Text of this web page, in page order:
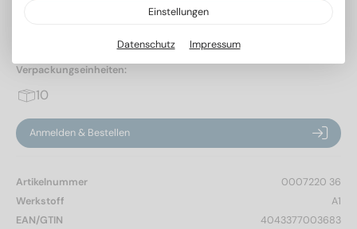
DIN 7 1.4305 20m6X36
Zylinderstifte Form A, Toleranzfeld m6
Verpackungseinheiten:
10
Anmelden & Bestellen
Artikelnummer
0007220 36
Werkstoff
A1
EAN/GTIN
4043377003683
Einstellungen
Datenschutz Impressum